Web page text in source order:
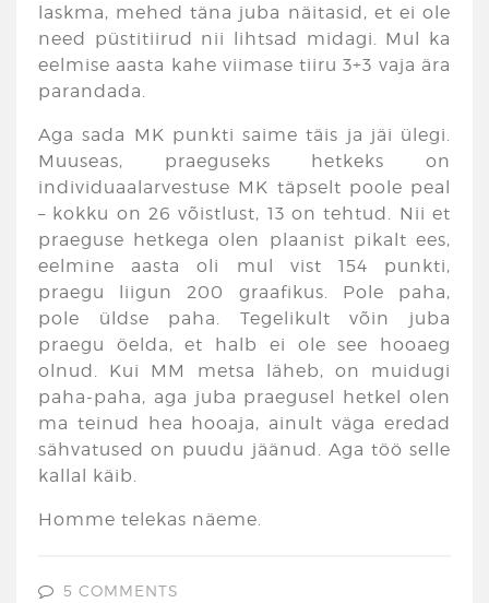
laskma, mehed täna juba näitasid, et ei ole
need püstitiirud nii lihtsad midagi. Mul ka
eelmise aasta kahe viimase tiiru 3+3 vaja ära
parandada.
Aga sada MK punkti saime täis ja jäi ülegi.
Muuseas, praeguseks hetkeks on
individuaalarvestuse MK täpselt poole peal
– kokku on 26 võistlust, 13 on tehtud. Nii et
praeguse hetkega olen plaanist pikalt ees,
eelmine aasta oli mul vist 154 punkti,
praegu liigun 200 graafikus. Pole paha,
pole üldse paha. Tegelikult võin juba
praegu öelda, et halb ei ole see hooaeg
olnud. Kui MM metsa läheb, on muidugi
paha-paha, aga juba praegusel hetkel olen
ma teinud hea hooaja, ainult väga eredad
sähvatused on puudu jäänud. Aga töö selle
kallal käib.
Homme telekas näeme.
5 COMMENTS